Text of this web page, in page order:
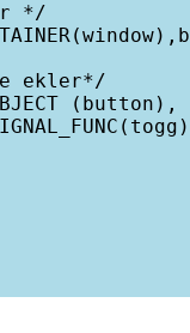
*/
ekler*/
(button),